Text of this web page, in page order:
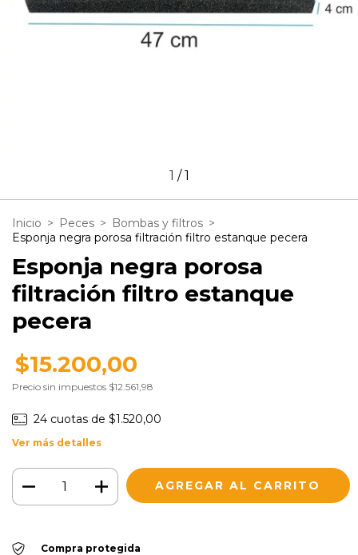
1 /1
Inicio > Peces > Bombas y filtros >
Esponja negra porosa filtración filtro estanque pecera
Esponja negra porosa
filtración filtro estanque
pecera
$15.200,00
Precio sin impuestos $12.561,98
24 cuotas de $1.520,00
Ver más detalles
Compra protegida